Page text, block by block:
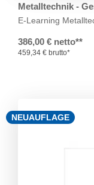
Metalltechnik -
E-Learning
386,00 € netto**
459,34 € brutto*
NEUAUFLAGE